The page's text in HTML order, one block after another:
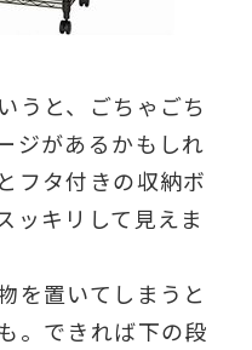
うと、ごちゃごち
ジがあるかもしれ
フタ付きの収納ボ
ッキリして見えま
を置いてしまうと
。できれば下の段